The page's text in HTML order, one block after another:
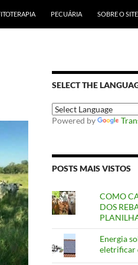
PECUÁRIA SOBRE O SITE
SELECT THE
Powered by
POSTS MAIS VISTOS
COMO
DOS
Energia
eletrificar